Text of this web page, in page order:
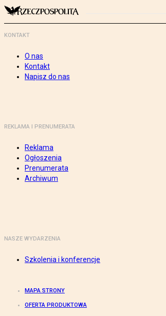
KONTAKT
O nas
Kontakt
Napisz do nas
REKLAMA I PRENUMERATA
Reklama
Ogłoszenia
Prenumerata
Archiwum
NASZE WYDARZENIA
Szkolenia i konferencje
MAPA STRONY
OFERTA PRODUKTOWA